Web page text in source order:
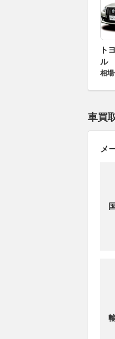
ト
ル
相
車買
メ